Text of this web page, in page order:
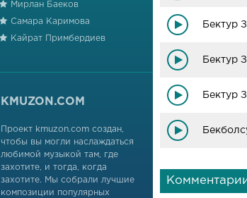
Бектур
Бектур
Бектур
Мирлан Баеков
Самара Каримова
Кайрат Примбердиев
KMUZON.COM
Проект kmuzon.com создан,
чтобы вы могли наслаждаться
любимой музыкой там, где
захотите, и тогда, когда
захотите. Мы собрали лучшие
композиции популярных